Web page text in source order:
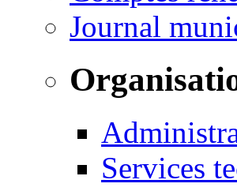
Journal
Services